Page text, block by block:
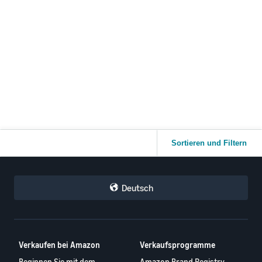
Sortieren und Filtern
Deutsch
Verkaufen bei Amazon
Verkaufsprogramme